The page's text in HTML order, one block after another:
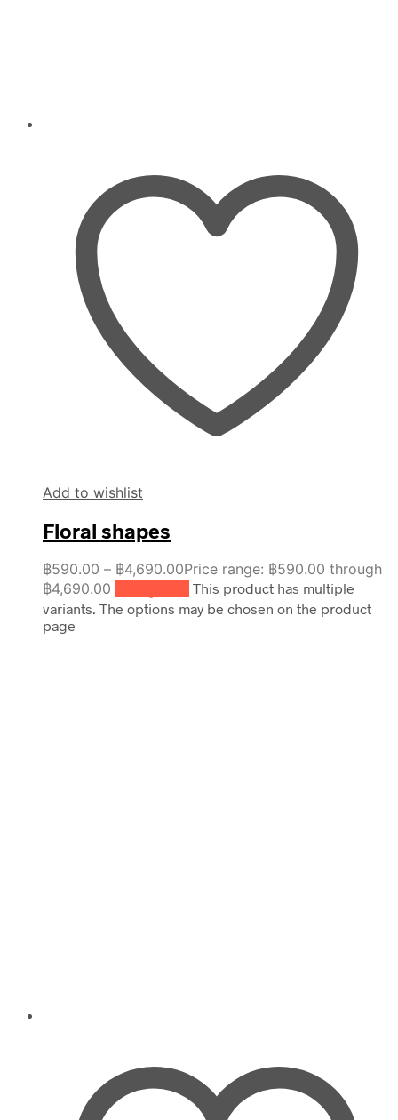
Add to wishlist
Floral shapes
฿590.00 – ฿4,690.00Price range: ฿590.00 through
฿4,690.00
This product has multiple
variants. The options may be chosen on the product
page